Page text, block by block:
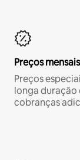
Preços
Preços
longa duração
cobranças